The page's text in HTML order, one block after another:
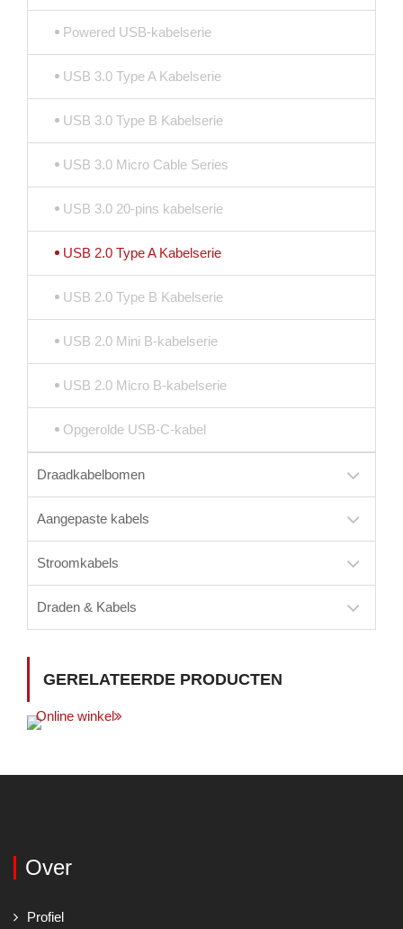
Powered USB-kabelserie
USB 3.0 Type A Kabelserie
USB 3.0 Type B Kabelserie
USB 3.0 Micro Cable Series
USB 3.0 20-pins kabelserie
USB 2.0 Type A Kabelserie
USB 2.0 Type B Kabelserie
USB 2.0 Mini B-kabelserie
USB 2.0 Micro B-kabelserie
Opgerolde USB-C-kabel
Draadkabelbomen
Aangepaste kabels
Stroomkabels
Draden & Kabels
GERELATEERDE PRODUCTEN
Online winkel
Over
Profiel